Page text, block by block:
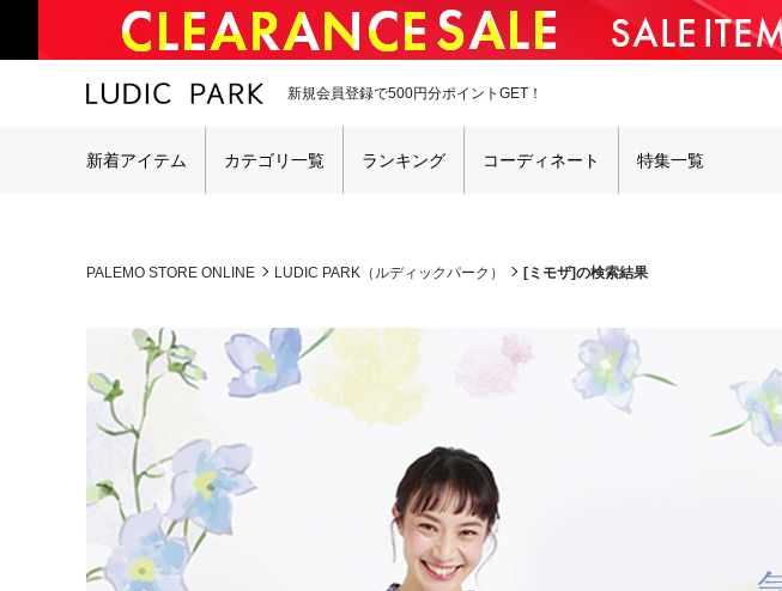
新規会員登録で500円分ポイントGET！
新着アイテム カテゴリ一覧 ランキング コーディネート 特集一覧
PALEMO STORE ONLINE LUDIC PARK（ルディックパーク） [ミモザ]の検索結果